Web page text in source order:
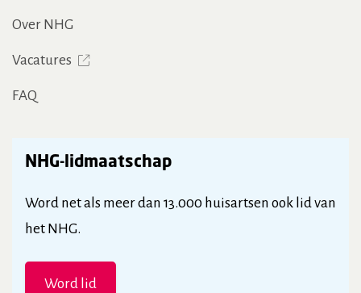
Over NHG
Vacatures
FAQ
NHG-lidmaatschap
Word net als meer dan 13.000 huisartsen ook lid van
het NHG.
Word lid